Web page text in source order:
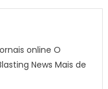
online O
News Mais de